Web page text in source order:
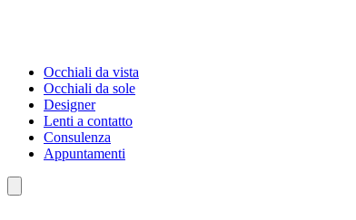
Occhiali da vista
Occhiali da sole
Designer
Lenti a contatto
Consulenza
Appuntamenti